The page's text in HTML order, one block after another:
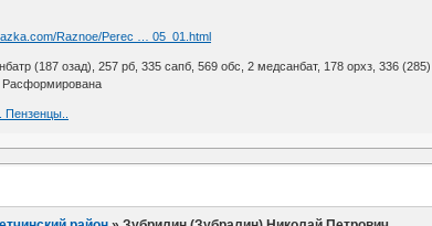
Raznoe/Perec … 05_01.html
(187 озад), 257 рб, 335 сапб, 569 обс, 2 медсанбат, 178 орхз, 336
Расформирована